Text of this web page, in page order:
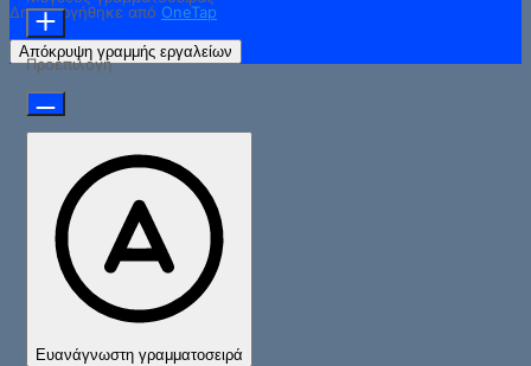
Δημιουργήθηκε από OneTap
Απόκρυψη γραμμής εργαλείων
Προεπιλογή
Ευανάγνωστη γραμματοσειρά